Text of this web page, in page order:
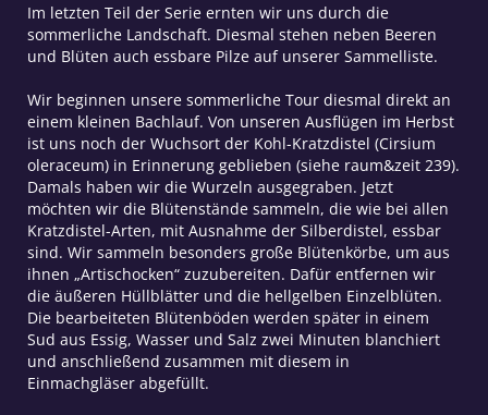
Im letzten Teil der Serie ernten wir uns durch die
sommerliche Landschaft. Diesmal stehen neben Beeren
und Blüten auch essbare Pilze auf unserer Sammelliste.
Wir beginnen unsere sommerliche Tour diesmal direkt an
einem kleinen Bachlauf. Von unseren Ausflügen im Herbst
ist uns noch der Wuchsort der Kohl-Kratzdistel (Cirsium
oleraceum) in Erinnerung geblieben (siehe raum&zeit 239).
Damals haben wir die Wurzeln ausgegraben. Jetzt
möchten wir die Blütenstände sammeln, die wie bei allen
Kratzdistel-Arten, mit Ausnahme der Silberdistel, essbar
sind. Wir sammeln besonders große Blütenkörbe, um aus
ihnen „Artischocken“ zuzubereiten. Dafür entfernen wir
die äußeren Hüllblätter und die hellgelben Einzelblüten.
Die bearbeiteten Blütenböden werden später in einem
Sud aus Essig, Wasser und Salz zwei Minuten blanchiert
und anschließend zusammen mit diesem in
Einmachgläser abgefüllt.